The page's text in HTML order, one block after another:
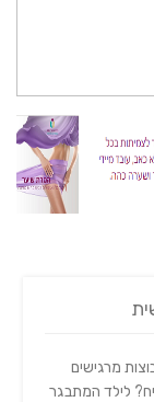
מרגישים
לילד המתבגר